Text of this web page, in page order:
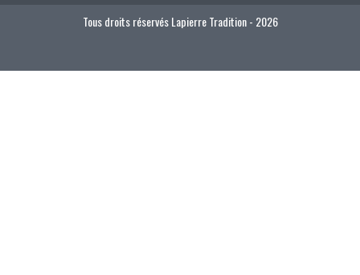
Tous droits réservés Lapierre Tradition - 2026